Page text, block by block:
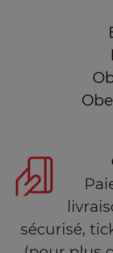
sécurisé,